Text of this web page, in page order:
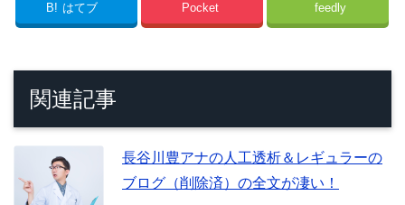
B! はてブ Pocket feedly
関連記事
長谷川豊アナの人工透析＆レギュラーの
ブログ（削除済）の全文が凄い！